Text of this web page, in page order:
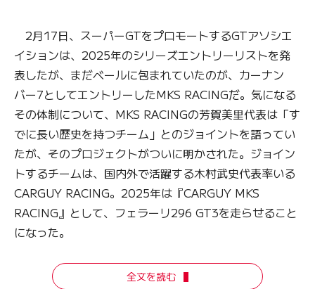
2月17日、スーパーGTをプロモートするGTアソシエ
イションは、2025年のシリーズエントリーリストを発
表したが、まだベールに包まれていたのが、カーナン
バー7としてエントリーしたMKS RACINGだ。気になる
その体制について、MKS RACINGの芳賀美里代表は「す
でに長い歴史を持つチーム」とのジョイントを語ってい
たが、そのプロジェクトがついに明かされた。ジョイン
トするチームは、国内外で活躍する木村武史代表率いる
CARGUY RACING。2025年は『CARGUY MKS
RACING』として、フェラーリ296 GT3を走らせること
になった。
全文を読む